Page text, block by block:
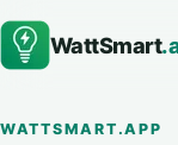
WattSmart
WATTSMART.APP